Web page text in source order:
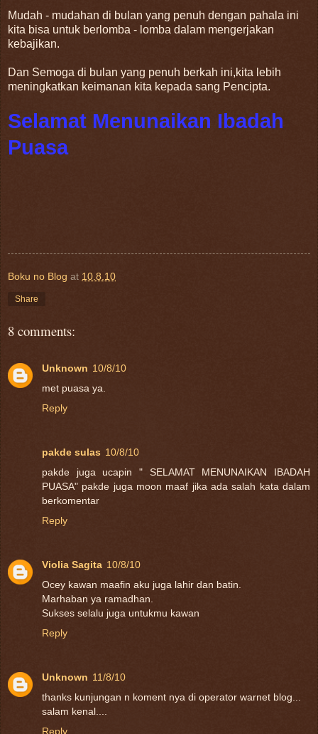
Mudah - mudahan di bulan yang penuh dengan pahala ini
kita bisa untuk berlomba - lomba dalam mengerjakan
kebajikan.
Dan Semoga di bulan yang penuh berkah ini,kita lebih
meningkatkan keimanan kita kepada sang Pencipta.
Selamat Menunaikan Ibadah
Puasa
Boku no Blog at 10.8.10
Share
8 comments:
Unknown 10/8/10
met puasa ya.
Reply
pakde sulas 10/8/10
pakde juga ucapin " SELAMAT MENUNAIKAN IBADAH
PUASA" pakde juga moon maaf jika ada salah kata dalam
berkomentar
Reply
Violia Sagita 10/8/10
Ocey kawan maafin aku juga lahir dan batin.
Marhaban ya ramadhan.
Sukses selalu juga untukmu kawan
Reply
Unknown 11/8/10
thanks kunjungan n koment nya di operator warnet blog...
salam kenal....
Reply